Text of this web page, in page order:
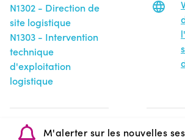
N1302 - Direction de
site logistique
N1303 - Intervention
technique
d'exploitation
logistique
M'alerter sur les nouvelles